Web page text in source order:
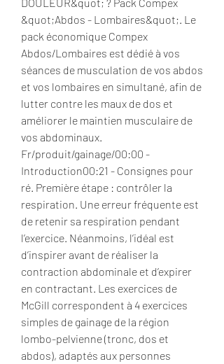
&quot;Abdos - Lombaires&quot;. Le
pack économique Compex
Abdos/Lombaires est dédié à vos
séances de musculation de vos abdos
et vos lombaires en simultané, afin de
lutter contre les maux de dos et
améliorer le maintien musculaire de
vos abdominaux.
Fr/produit/gainage/00:00 -
Introduction00:21 - Consignes pour
ré. Première étape : contrôler la
respiration. Une erreur fréquente est
de retenir sa respiration pendant
l’exercice. Néanmoins, l’idéal est
d’inspirer avant de réaliser la
contraction abdominale et d’expirer
en contractant. Les exercices de
McGill correspondent à 4 exercices
simples de gainage de la région
lombo-pelvienne (tronc, dos et
abdos), adaptés aux personnes